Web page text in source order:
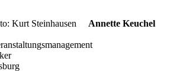
Annette Keuchel